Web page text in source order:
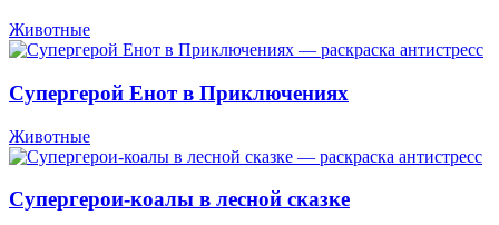
Животные
Супергерой Енот в Приключениях
Животные
Супергерои-коалы в лесной сказке